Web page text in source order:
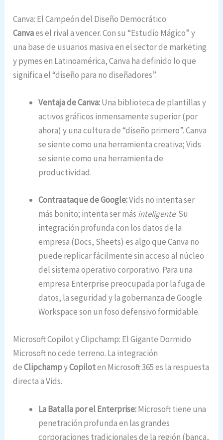
Canva: El Campeón del Diseño Democrático
Canvaes el rival a vencer. Con su “Estudio Mágico” y
una base de usuarios masiva en el sector de marketing
y pymes en Latinoamérica, Canva ha definido lo que
significa el “diseño para no diseñadores”.
Ventaja de Canva:Una biblioteca de plantillas y
activos gráficos inmensamente superior (por
ahora) y una cultura de “diseño primero”. Canva
se siente como una herramienta creativa; Vids
se siente como una herramienta de
productividad.
Contraataque de Google:Vids no intenta ser
más bonito; intenta ser más inteligente. Su
integración profunda con los datos de la
empresa (Docs, Sheets) es algo que Canva no
puede replicar fácilmente sin acceso al núcleo
del sistema operativo corporativo. Para una
empresa Enterprise preocupada por la fuga de
datos, la seguridad y la gobernanza de Google
Workspace son un foso defensivo formidable.
Microsoft Copilot y Clipchamp: El Gigante Dormido
Microsoft no cede terreno. La integración
deClipchampyCopiloten Microsoft 365 es la respuesta
directa a Vids.
La Batalla por el Enterprise:Microsoft tiene una
penetración profunda en las grandes
corporaciones tradicionales de la región (banca,